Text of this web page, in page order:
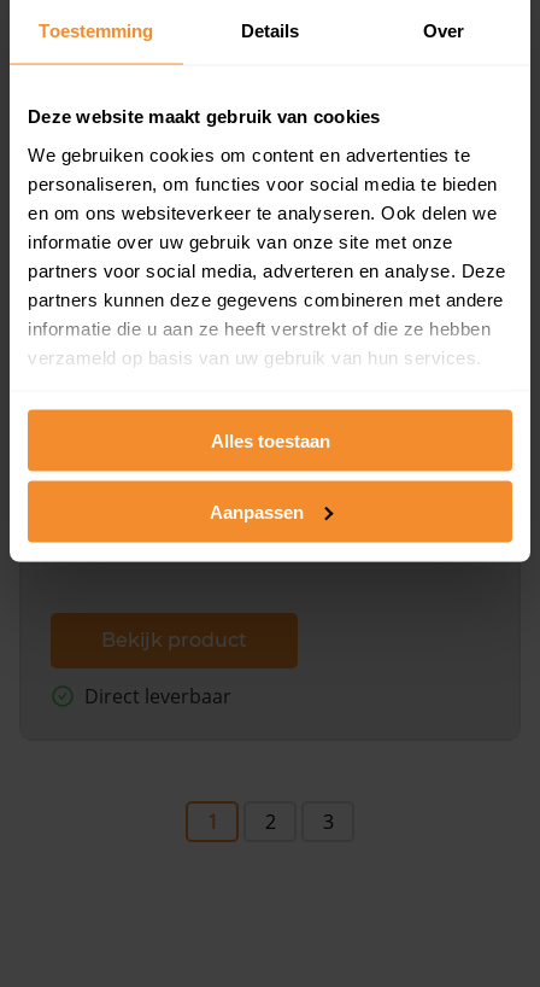
Toestemming Details Over
Deze website maakt gebruik van cookies
We gebruiken cookies om content en advertenties te
personaliseren, om functies voor social media te bieden
en om ons websiteverkeer te analyseren. Ook delen we
informatie over uw gebruik van onze site met onze
partners voor social media, adverteren en analyse. Deze
partners kunnen deze gegevens combineren met andere
informatie die u aan ze heeft verstrekt of die ze hebben
verzameld op basis van uw gebruik van hun services.
Alles toestaan
Aanpassen
Een overzicht van alle verkochte woningen (koopsom
en koopdatum) binnen een postcodegebied. Dit
Bekijk product
Direct leverbaar
Een uitgebreid overzicht van het perceel en
dit inclusief de luchtfoto!
Bekijk product
Direct leverbaar
1 2 3